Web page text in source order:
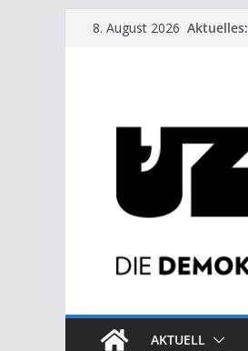
Zum8. August 2026 Aktuelles:
AKTUELL